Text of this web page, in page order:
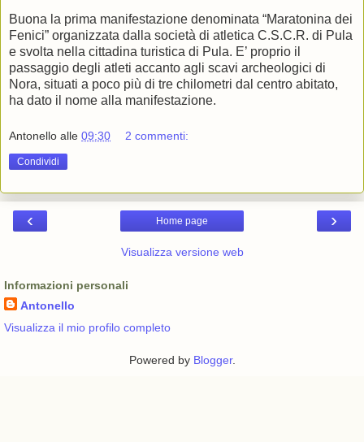
Buona la prima manifestazione denominata “Maratonina dei
Fenici” organizzata dalla società di atletica C.S.C.R. di Pula
e svolta nella cittadina turistica di Pula. E’ proprio il
passaggio degli atleti accanto agli scavi archeologici di
Nora, situati a poco più di tre chilometri dal centro abitato,
ha dato il nome alla manifestazione.
Antonello alle 09:30 2 commenti:
Condividi
‹ ›
Home page
Visualizza versione web
Informazioni personali
Antonello
Visualizza il mio profilo completo
Powered by Blogger.